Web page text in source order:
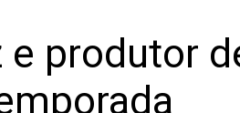
produtor